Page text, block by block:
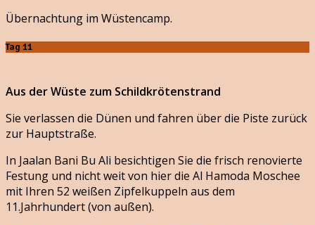
Übernachtung im Wüstencamp.
Tag 11
Aus der Wüste zum Schildkrötenstrand
Sie verlassen die Dünen und fahren über die Piste zurück
zur Hauptstraße.
In Jaalan Bani Bu Ali besichtigen Sie die frisch renovierte
Festung und nicht weit von hier die Al Hamoda Moschee
mit Ihren 52 weißen Zipfelkuppeln aus dem
11.Jahrhundert (von außen).